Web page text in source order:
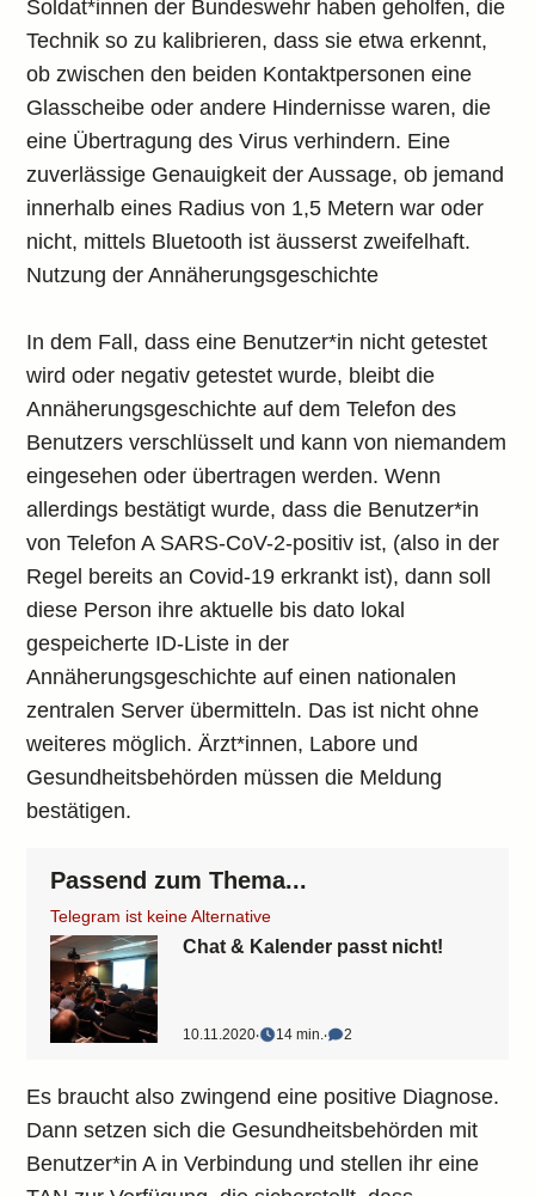
Soldat*innen der Bundeswehr haben geholfen, die
Technik so zu kalibrieren, dass sie etwa erkennt,
ob zwischen den beiden Kontaktpersonen eine
Glasscheibe oder andere Hindernisse waren, die
eine Übertragung des Virus verhindern. Eine
zuverlässige Genauigkeit der Aussage, ob jemand
innerhalb eines Radius von 1,5 Metern war oder
nicht, mittels Bluetooth ist äusserst zweifelhaft.
Nutzung der Annäherungsgeschichte
In dem Fall, dass eine Benutzer*in nicht getestet
wird oder negativ getestet wurde, bleibt die
Annäherungsgeschichte auf dem Telefon des
Benutzers verschlüsselt und kann von niemandem
eingesehen oder übertragen werden. Wenn
allerdings bestätigt wurde, dass die Benutzer*in
von Telefon A SARS-CoV-2-positiv ist, (also in der
Regel bereits an Covid-19 erkrankt ist), dann soll
diese Person ihre aktuelle bis dato lokal
gespeicherte ID-Liste in der
Annäherungsgeschichte auf einen nationalen
zentralen Server übermitteln. Das ist nicht ohne
weiteres möglich. Ärzt*innen, Labore und
Gesundheitsbehörden müssen die Meldung
bestätigen.
Passend zum Thema...
Telegram ist keine Alternative
Chat & Kalender passt nicht!
10.11.2020‧ 14 min.‧ 2
Es braucht also zwingend eine positive Diagnose.
Dann setzen sich die Gesundheitsbehörden mit
Benutzer*in A in Verbindung und stellen ihr eine